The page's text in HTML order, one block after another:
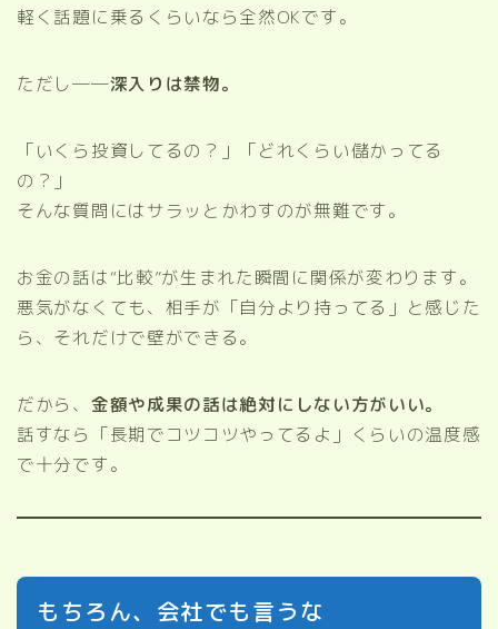
軽く話題に乗るくらいなら全然OKです。
ただし──深入りは禁物。
「いくら投資してるの？」「どれくらい儲かってる
の？」
そんな質問にはサラッとかわすのが無難です。
お金の話は“比較”が生まれた瞬間に関係が変わります。
悪気がなくても、相手が「自分より持ってる」と感じた
ら、それだけで壁ができる。
だから、 金額や成果の話は絶対にしない方がいい。
話すなら「長期でコツコツやってるよ」くらいの温度感
で十分です。
もちろん、会社でも言うな